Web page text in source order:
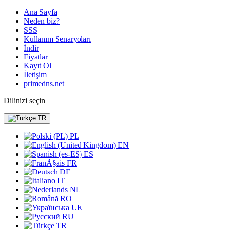
Ana Sayfa
Neden biz?
SSS
Kullanım Senaryoları
İndir
Fiyatlar
Kayıt Ol
İletişim
primedns.net
Dilinizi seçin
TR
PL
EN
ES
FR
DE
IT
NL
RO
UK
RU
TR